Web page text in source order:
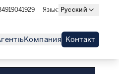
Язык: Русский
Компания Контакт